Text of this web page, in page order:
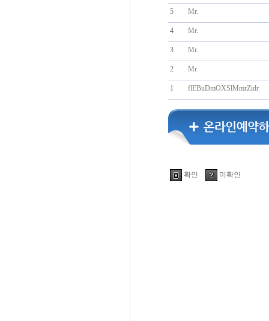
5 Mr.
4 Mr.
3 Mr.
2 Mr.
1 flEBuDmOXSlMmrZidr
확인 미확인